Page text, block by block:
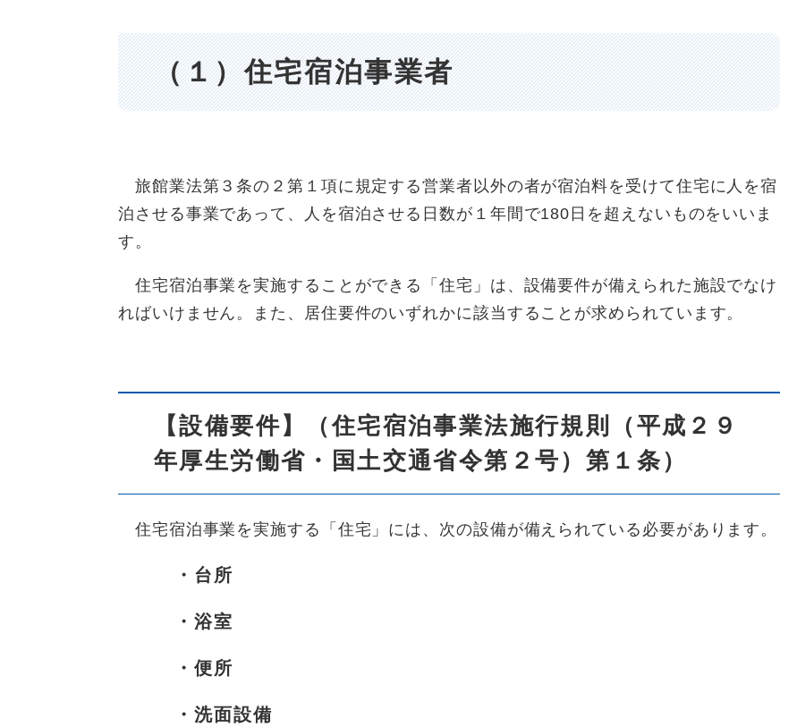
（１）住宅宿泊事業者
旅館業法第３条の２第１項に規定する営業者以外の者が宿泊料を受けて住宅に人を宿
泊させる事業であって、人を宿泊させる日数が１年間で180日を超えないものをいいま
す。
住宅宿泊事業を実施することができる「住宅」は、設備要件が備えられた施設でなけ
ればいけません。また、居住要件のいずれかに該当することが求められています。
【設備要件】（住宅宿泊事業法施行規則（平成２９
年厚生労働省・国土交通省令第２号）第１条）
住宅宿泊事業を実施する「住宅」には、次の設備が備えられている必要があります。
・台所
・浴室
・便所
・洗面設備